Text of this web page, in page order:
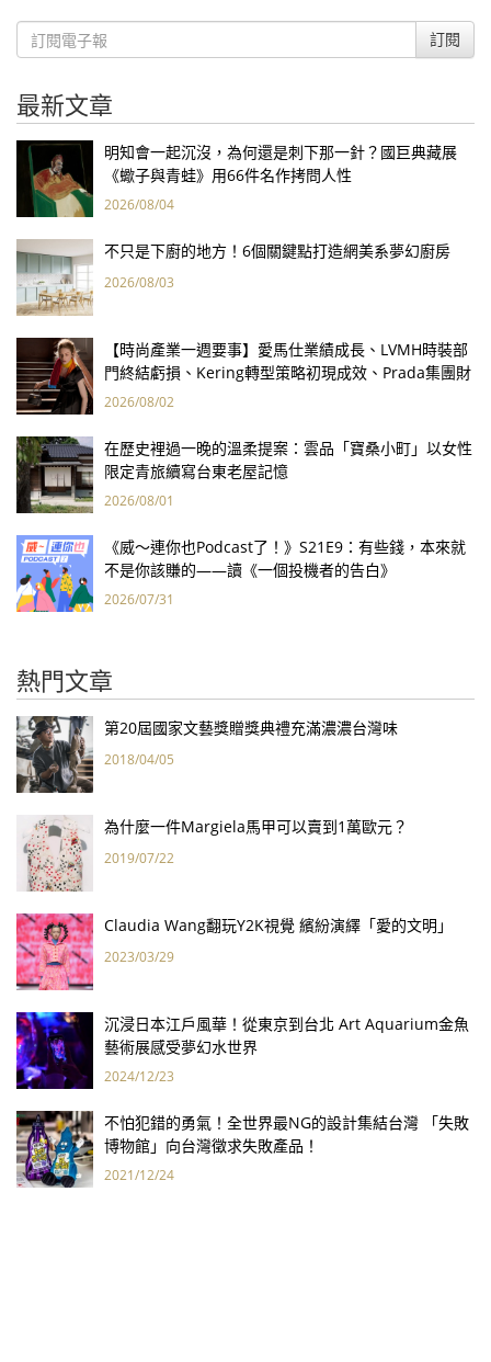
訂閱
最新文章
明知會一起沉沒，為何還是刺下那一針？國巨典藏展
《蠍子與青蛙》用66件名作拷問人性
2026/08/04
不只是下廚的地方！6個關鍵點打造網美系夢幻廚房
2026/08/03
【時尚產業一週要事】愛馬仕業績成長、LVMH時裝部
門終結虧損、Kering轉型策略初現成效、Prada集團財
報亮眼
2026/08/02
在歷史裡過一晚的溫柔提案：雲品「寶桑小町」以女性
限定青旅續寫台東老屋記憶
2026/08/01
《威～連你也Podcast了！》S21E9：有些錢，本來就
不是你該賺的——讀《一個投機者的告白》
2026/07/31
熱門文章
第20屆國家文藝獎贈獎典禮充滿濃濃台灣味
2018/04/05
為什麼一件Margiela馬甲可以賣到1萬歐元？
2019/07/22
Claudia Wang翻玩Y2K視覺 繽紛演繹「愛的文明」
2023/03/29
沉浸日本江戶風華！從東京到台北 Art Aquarium金魚
藝術展感受夢幻水世界
2024/12/23
不怕犯錯的勇氣！全世界最NG的設計集結台灣 「失敗
博物館」向台灣徵求失敗產品！
2021/12/24